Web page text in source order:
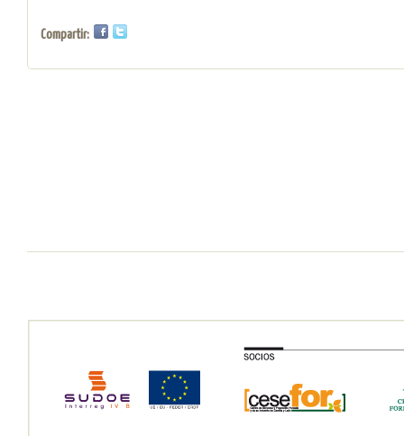
Compartir: